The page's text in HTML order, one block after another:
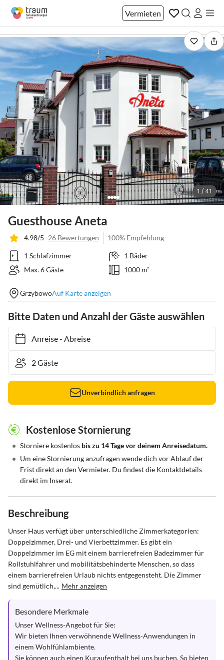
Vermieten
1 / 41
Guesthouse Aneta
4.98/5 26 Bewertungen 100% Empfehlung
1 Schlafzimmer
1 Bäder
Max. 6 Gäste
1000 m²
GrzybowoAuf Karte anzeigen
Bitte Daten und Anzahl der Gäste auswählen
Anreise- Abreise
Unverbindlich anfragen
Kostenlose Stornierung
• Storniere kostenlos bis zu 14 Tage vor deinem Anreisedatum.
• Um eine Stornierung anzufragen wende dich vor Ablauf der
Frist direkt an den Vermieter. Du findest die Kontaktdetails
direkt im Inserat.
Beschreibung
Unser Haus verfügt über unterschiedliche Zimmerkategorien:
Doppelzimmer, Drei- und Vierbettzimmer. Es gibt ein
Doppelzimmer im EG mit einem barrierefreien Badezimmer für
Rollstuhlfahrer und mobilitätsbehinderte Menschen, so dass
einem barrierefreien Urlaub nichts entgegensteht. Die Zimmer
sind gemütlich,... Mehr anzeigen
Besondere Merkmale
Unser Wellness-Angebot für Sie:
Wir bieten Ihnen verwöhnende Wellness-Anwendungen in
einem Wohlfühlambiente.
Sie können auch einen Kuraufenthalt bei uns buchen. So bieten